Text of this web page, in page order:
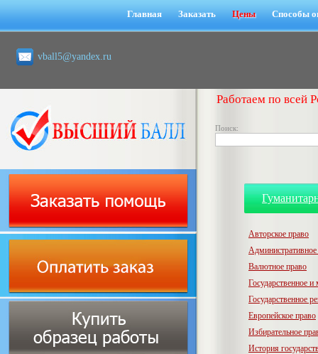
Главная Заказать Цены Способы
vball5@yandex.ru
Работаем по всей
Поиск:
Авторское право
Административное
Валютное право
Государственное
Государственное
Европейское право
Избирательное
История